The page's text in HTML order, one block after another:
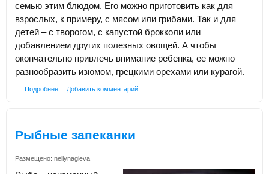
семью этим блюдом. Его можно приготовить как для
взрослых, к примеру, с мясом или грибами. Так и для
детей – с творогом, с капустой брокколи или
добавлением других полезных овощей. А чтобы
окончательно привлечь внимание ребенка, ее можно
разнообразить изюмом, грецкими орехами или курагой.
Подробнее Добавить комментарий
Рыбные запеканки
Размещено: nellynagieva